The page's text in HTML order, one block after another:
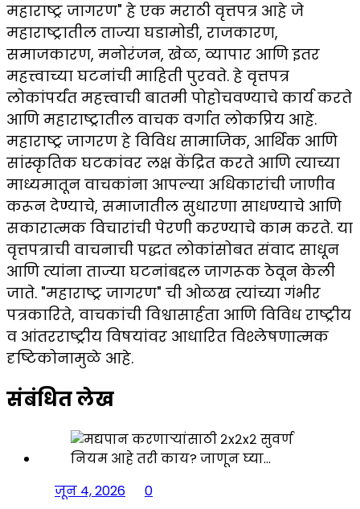
महाराष्ट्र जागरण" हे एक मराठी वृत्तपत्र आहे जे
महाराष्ट्रातील ताज्या घडामोडी, राजकारण,
समाजकारण, मनोरंजन, खेळ, व्यापार आणि इतर
महत्त्वाच्या घटनांची माहिती पुरवते. हे वृत्तपत्र
लोकांपर्यंत महत्त्वाची बातमी पोहोचवण्याचे कार्य करते
आणि महाराष्ट्रातील वाचक वर्गात लोकप्रिय आहे.
महाराष्ट्र जागरण हे विविध सामाजिक, आर्थिक आणि
सांस्कृतिक घटकांवर लक्ष केंद्रित करते आणि त्याच्या
माध्यमातून वाचकांना आपल्या अधिकारांची जाणीव
करून देण्याचे, समाजातील सुधारणा साधण्याचे आणि
सकारात्मक विचारांची पेरणी करण्याचे काम करते. या
वृत्तपत्राची वाचनाची पद्धत लोकांसोबत संवाद साधून
आणि त्यांना ताज्या घटनांबद्दल जागरूक ठेवून केली
जाते. "महाराष्ट्र जागरण" ची ओळख त्यांच्या गंभीर
पत्रकारिते, वाचकांची विश्वासार्हता आणि विविध राष्ट्रीय
व आंतरराष्ट्रीय विषयांवर आधारित विश्लेषणात्मक
दृष्टिकोनामुळे आहे.
संबंधित लेख
जून 4, 2026
0